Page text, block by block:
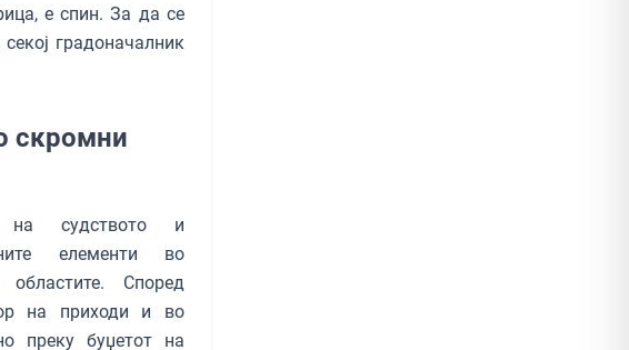
е спин. За да се
градоначалник
скромни
на судството и
елементи во
Според
на приходи и во
преку буџетот на